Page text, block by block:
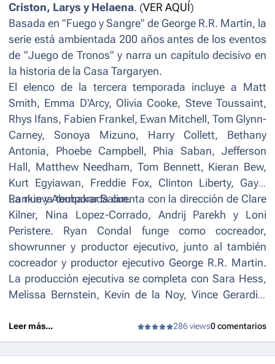
Criston, Larys y Helaena. (VER AQUÍ)
Basada en "Fuego y Sangre" de George R.R. Martin, la
serie está ambientada 200 años antes de los eventos
de "Juego de Tronos" y narra un capítulo decisivo en
la historia de la Casa Targaryen.
El elenco de la tercera temporada incluye a Matt
Smith, Emma D'Arcy, Olivia Cooke, Steve Toussaint,
Rhys Ifans, Fabien Frankel, Ewan Mitchell, Tom Glynn-
Carney, Sonoya Mizuno, Harry Collett, Bethany
Antonia, Phoebe Campbell, Phia Saban, Jefferson
Hall, Matthew Needham, Tom Bennett, Kieran Bew,
Kurt Egyiawan, Freddie Fox, Clinton Liberty, Gayle
Rankin y Abubakar Salim.
La nueva temporada cuenta con la dirección de Clare
Kilner, Nina Lopez-Corrado, Andrij Parekh y Loni
Peristere. Ryan Condal funge como cocreador,
showrunner y productor ejecutivo, junto al también
cocreador y productor ejecutivo George R.R. Martin.
La producción ejecutiva se completa con Sara Hess,
Melissa Bernstein, Kevin de la Noy, Vince Gerardis,
Leer más... 286 views0 comentarios